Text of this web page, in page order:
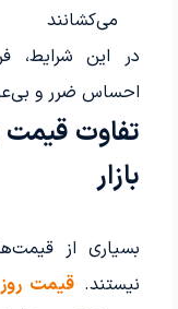
می‌کشانند
در این شرایط،
احساس ضرر و
تفاوت قیمت
بازار
بسیاری از
نیستند. قیمت